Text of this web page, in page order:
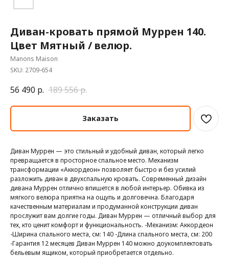
Диван-кровать прямой Муррен 140.
Цвет Мятный / велюр.
Manons Maison
SKU: 2709-654
56 490 р. 189 556р.
Заказать
Диван Муррен — это стильный и удобный диван, который легко
превращается в просторное спальное место. Механизм
трансформации «Аккордеон» позволяет быстро и без усилий
разложить диван в двухспальную кровать. Современный дизайн
дивана Муррен отлично впишется в любой интерьер. Обивка из
мягкого велюра приятна на ощупь и долговечна. Благодаря
качественным материалам и продуманной конструкции диван
прослужит вам долгие годы. Диван Муррен — отличный выбор для
тех, кто ценит комфорт и функциональность. -Механизм: Аккордеон
-Ширина спального места, см: 140 -Длина спального места, см: 200
-Гарантия 12 месяцев Диван Муррен 140 можно доукомплектовать
бельевым ящиком, который приобретается отдельно.